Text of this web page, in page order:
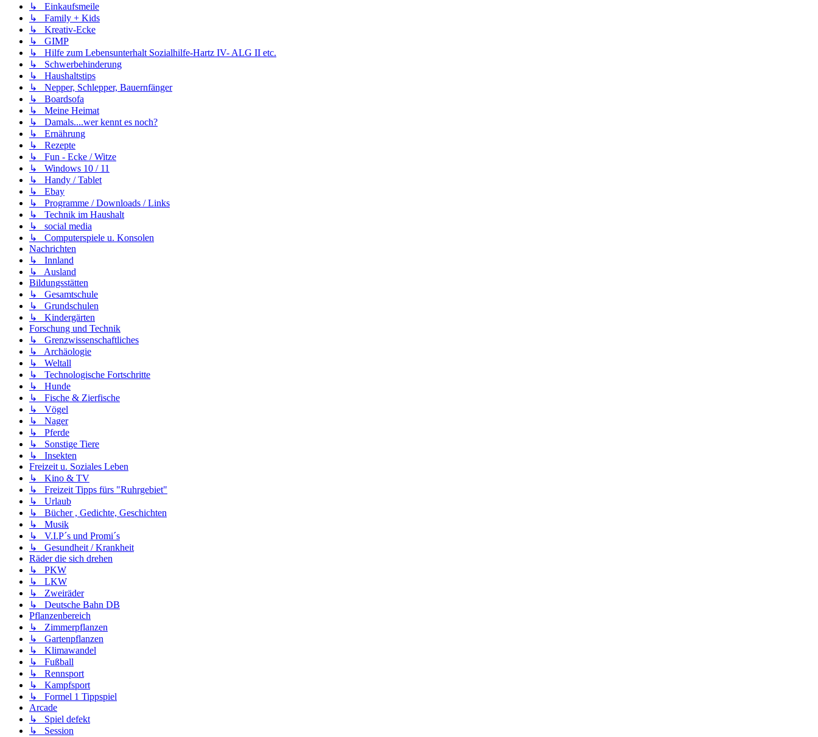
↳ Einkaufsmeile
↳ Family + Kids
↳ Kreativ-Ecke
↳ GIMP
↳ Hilfe zum Lebensunterhalt Sozialhilfe-Hartz IV- ALG II etc.
↳ Schwerbehinderung
↳ Haushaltstips
↳ Nepper, Schlepper, Bauernfänger
↳ Boardsofa
↳ Meine Heimat
↳ Damals....wer kennt es noch?
↳ Ernährung
↳ Rezepte
↳ Fun - Ecke / Witze
↳ Windows 10 / 11
↳ Handy / Tablet
↳ Ebay
↳ Programme / Downloads / Links
↳ Technik im Haushalt
↳ social media
↳ Computerspiele u. Konsolen
Nachrichten
↳ Innland
↳ Ausland
Bildungsstätten
↳ Gesamtschule
↳ Grundschulen
↳ Kindergärten
Forschung und Technik
↳ Grenzwissenschaftliches
↳ Archäologie
↳ Weltall
↳ Technologische Fortschritte
↳ Hunde
↳ Fische & Zierfische
↳ Vögel
↳ Nager
↳ Pferde
↳ Sonstige Tiere
↳ Insekten
Freizeit u. Soziales Leben
↳ Kino & TV
↳ Freizeit Tipps fürs "Ruhrgebiet"
↳ Urlaub
↳ Bücher , Gedichte, Geschichten
↳ Musik
↳ V.I.P´s und Promi´s
↳ Gesundheit / Krankheit
Räder die sich drehen
↳ PKW
↳ LKW
↳ Zweiräder
↳ Deutsche Bahn DB
Pflanzenbereich
↳ Zimmerpflanzen
↳ Gartenpflanzen
↳ Klimawandel
↳ Fußball
↳ Rennsport
↳ Kampfsport
↳ Formel 1 Tippspiel
Arcade
↳ Spiel defekt
↳ Session